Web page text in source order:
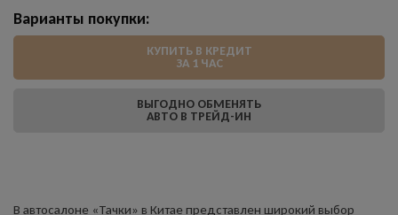
Варианты покупки:
КУПИТЬ В КРЕДИТ
ЗА 1 ЧАС
ВЫГОДНО ОБМЕНЯТЬ
АВТО В ТРЕЙД-ИН
В автосалоне «Тачки» в Китае представлен широкий выбор